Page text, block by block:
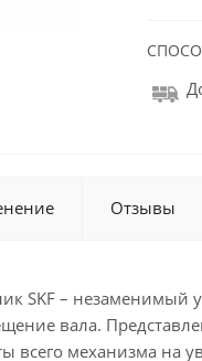
Отзывы
SKF –
вала.
всего механизма на